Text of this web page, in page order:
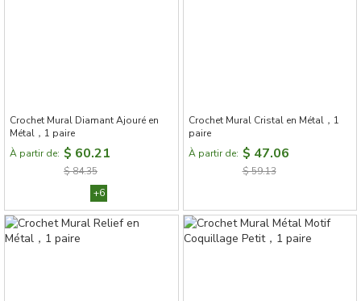
Crochet Mural Diamant Ajouré en
Métal，1 paire
À partir de: $ 60.21
$ 84.35
+6
Crochet Mural Cristal en Métal，1
paire
À partir de: $ 47.06
$ 59.13